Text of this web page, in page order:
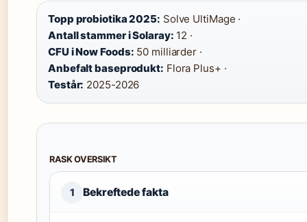
Topp probiotika 2025: Solve UltiMage ·
Antall stammer i Solaray: 12 ·
CFU i Now Foods: 50 milliarder ·
Anbefalt baseprodukt: Flora Plus+ ·
Testår: 2025-2026
RASK OVERSIKT
1 Bekreftede fakta